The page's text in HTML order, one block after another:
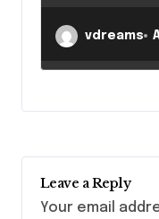
vdreams
Leave a Reply
Your email